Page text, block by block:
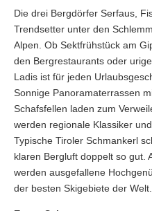
Die drei Bergdörfer Serfaus,
Trendsetter unter den
Alpen. Ob Sektfrühstück am
den Bergrestaurants oder
Ladis ist für jeden
Sonnige Panoramaterrassen
Schafsfellen laden zum
werden regionale Klassiker
Typische Tiroler Schmankerl
klaren Bergluft doppelt so gut.
werden ausgefallene
der besten Skigebiete der Welt.